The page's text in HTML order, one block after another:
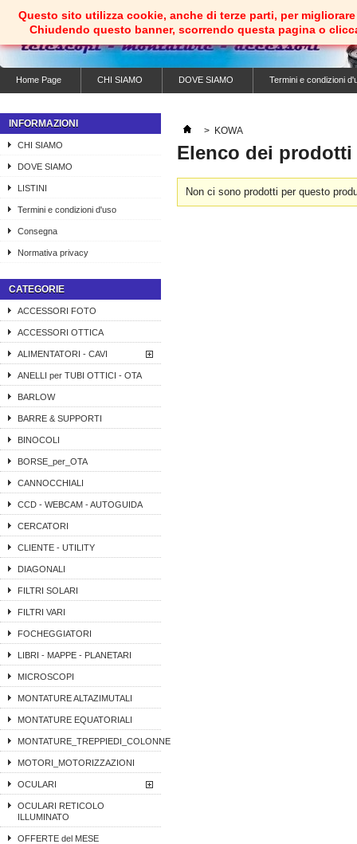
Home Page CHI SIAMO DOVE SIAMO Termini e condizioni
INFORMAZIONI
CHI SIAMO
DOVE SIAMO
LISTINI
Termini e condizioni d'uso
Consegna
Normativa privacy
CATEGORIE
ACCESSORI FOTO
ACCESSORI OTTICA
ALIMENTATORI - CAVI
ANELLI per TUBI OTTICI - OTA
BARLOW
BARRE & SUPPORTI
BINOCOLI
BORSE_per_OTA
CANNOCCHIALI
CCD - WEBCAM - AUTOGUIDA
CERCATORI
CLIENTE - UTILITY
DIAGONALI
FILTRI SOLARI
FILTRI VARI
FOCHEGGIATORI
LIBRI - MAPPE - PLANETARI
MICROSCOPI
MONTATURE ALTAZIMUTALI
MONTATURE EQUATORIALI
MONTATURE_TREPPIEDI_COLONNE
MOTORI_MOTORIZZAZIONI
OCULARI
OCULARI RETICOLO
ILLUMINATO
OFFERTE del MESE
> KOWA
Elenco dei
Non ci sono prodotti per questo
Questo sito utilizza cookie, anche di terze parti, per
Chiudendo questo banner, scorrendo questa pagina o